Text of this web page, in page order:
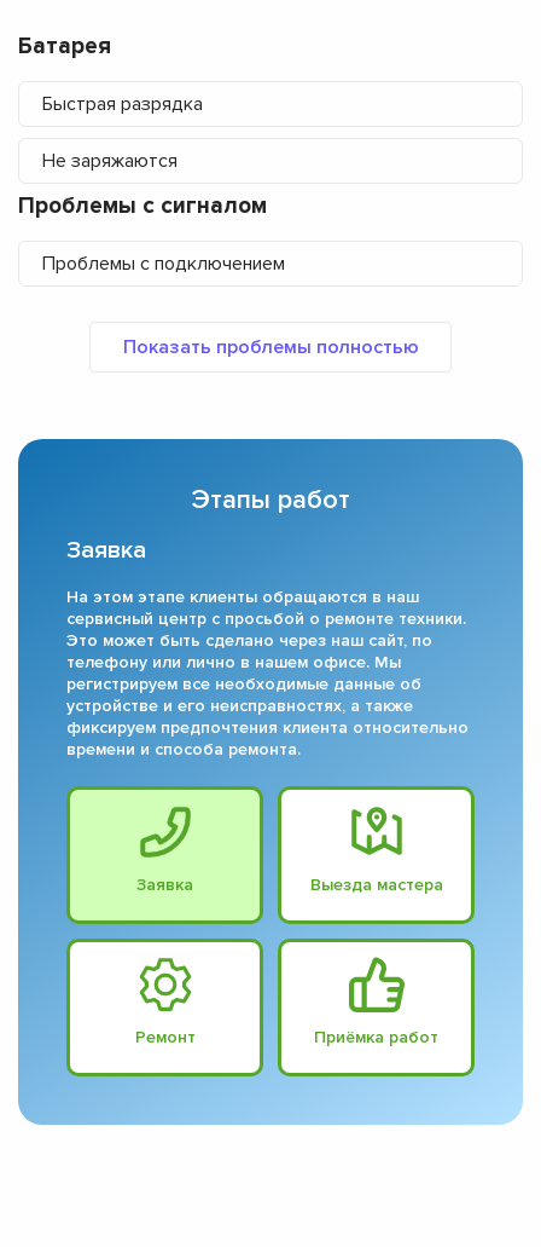
Батарея
Быстрая разрядка
Не заряжаются
Проблемы с сигналом
Проблемы с подключением
Этапы работ
Заявка
На этом этапе клиенты обращаются в наш
сервисный центр с просьбой о ремонте техники.
Это может быть сделано через наш сайт, по
телефону или лично в нашем офисе. Мы
регистрируем все необходимые данные об
устройстве и его неисправностях, а также
фиксируем предпочтения клиента относительно
времени и способа ремонта.
Заявка Выезда мастера
Ремонт Приёмка работ